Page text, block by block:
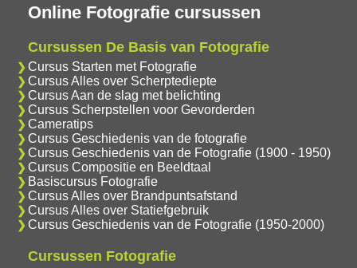
Online Fotografie cursussen
Cursussen De Basis van Fotografie
Cursus Starten met Fotografie
Cursus Alles over Scherptediepte
Cursus Aan de slag met belichting
Cursus Scherpstellen voor Gevorderden
Cameratips
Cursus Geschiedenis van de fotografie
Cursus Geschiedenis van de Fotografie (1900 - 1950)
Cursus Compositie en Beeldtaal
Basiscursus Fotografie
Cursus Alles over Brandpuntsafstand
Cursus Alles over Statiefgebruik
Cursus Geschiedenis van de Fotografie (1950-2000)
Cursussen Fotografie